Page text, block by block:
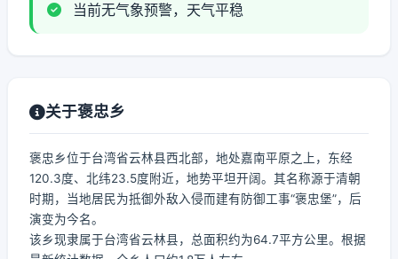
当前无气象预警，天气平稳
关于褒忠乡
褒忠乡位于台湾省云林县西北部，地处嘉南平原之上，东经
120.3度、北纬23.5度附近，地势平坦开阔。其名称源于清朝
时期，当地居民为抵御外敌入侵而建有防御工事“褒忠堡”，后
演变为今名。
该乡现隶属于台湾省云林县，总面积约为64.7平方公里。根据